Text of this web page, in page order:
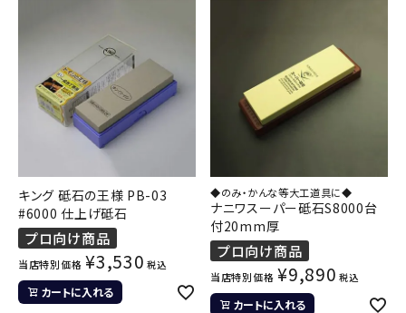
キング 砥石の王様 PB-03
#6000 仕上げ砥石
プロ向け商品
当店特別価格 ¥3,530 税込
カートに入れる
◆のみ・かんな等大工道具に◆
ナニワスーパー砥石S8000台
付20mm厚
プロ向け商品
当店特別価格 ¥9,890 税込
カートに入れる